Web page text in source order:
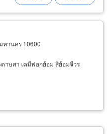
หานคร 10600
าษสา เคมีฟอกย้อม สีย้อมจีวร